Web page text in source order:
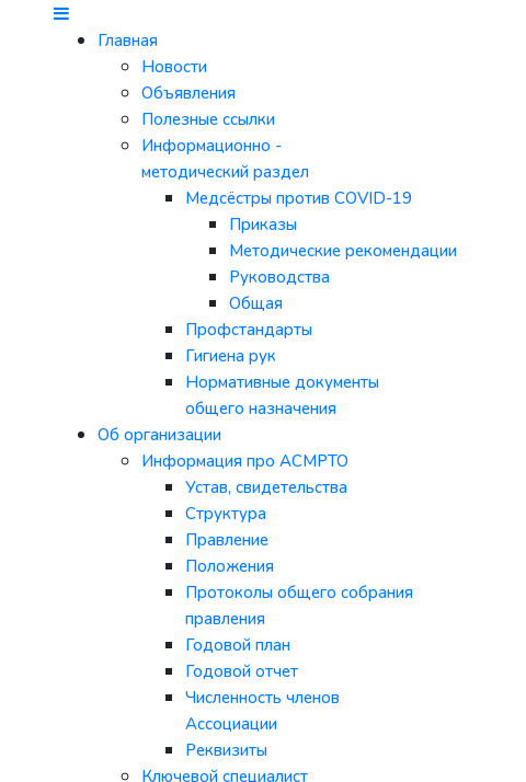
Главная
Новости
Объявления
Полезные ссылки
Информационно -
методический раздел
Медсёстры против COVID-19
Приказы
Методические рекомендации
Руководства
Общая
Профстандарты
Гигиена рук
Нормативные документы
общего назначения
Об организации
Информация про АСМРТО
Устав, свидетельства
Структура
Правление
Положения
Протоколы общего собрания
правления
Годовой план
Годовой отчет
Численность членов
Ассоциации
Реквизиты
Ключевой специалист